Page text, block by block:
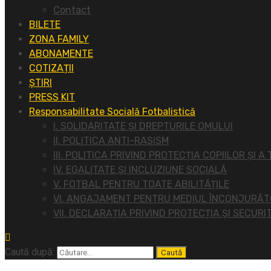
Contact
BILETE
ZONA FAMILY
ABONAMENTE
COTIZAȚII
ȘTIRI
PRESS KIT
Responsabilitate Socială Fotbalistică
I. SOLIDARITATE ȘI DREPTURILE OMULUI
II. POLITICA ANTI-RASISM
III. POLITICA PRIVIND PROTECȚIA COPIILOR ȘI A
IV. EGALITATE ȘI INCLUZIUNE SOCIALĂ
V. FOTBAL PENTRU TOATE ABILITĂȚILE
VI. ANGAJAMENT PENTRU MEDIUL
VII. DECLARAȚIA PRIVIND PROTECȚIA ȘI
Caută după: